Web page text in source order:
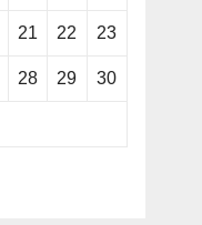
21 22 23
28 29 30